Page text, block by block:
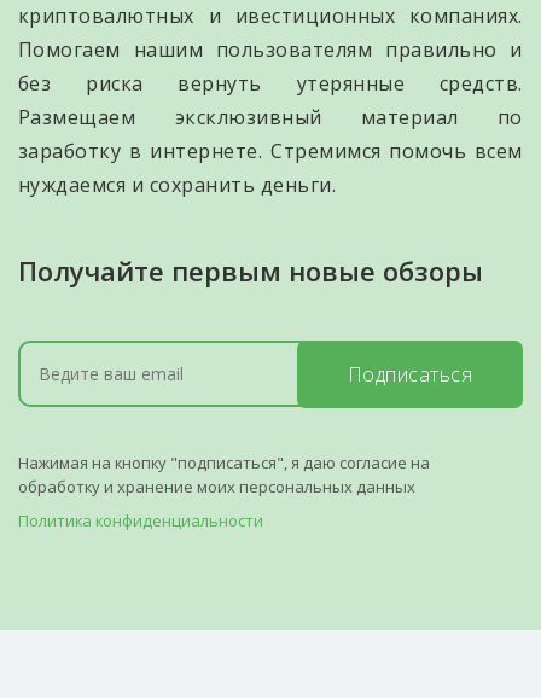
криптовалютных и ивестиционных компаниях.
Помогаем нашим пользователям правильно и
без риска вернуть утерянные средств.
Размещаем эксклюзивный материал по
заработку в интернете. Стремимся помочь всем
нуждаемся и сохранить деньги.
Получайте первым новые обзоры
Подписаться
Нажимая на кнопку "подписаться", я даю согласие на
обработку и хранение моих персональных данных
Политика конфиденциальности